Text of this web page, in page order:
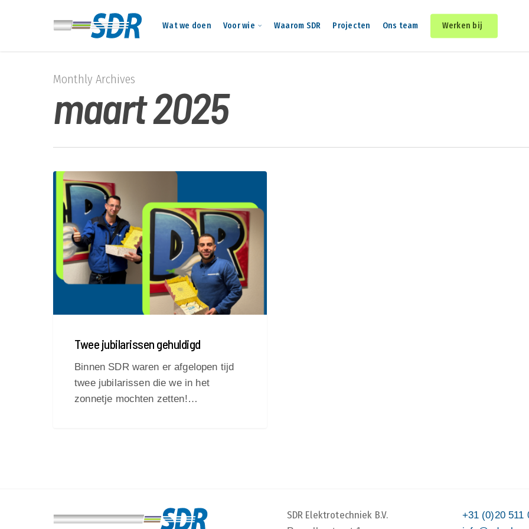
Wat we doen Voor wie Waarom SDR Projecten Ons team Werken bij
Monthly Archives
maart 2025
Twee
jubilarissen
gehuldigd
Twee jubilarissen gehuldigd
Binnen SDR waren er afgelopen tijd
twee jubilarissen die we in het
zonnetje mochten zetten!…
SDR Elektrotechniek B.V.
+31 (0)20 511